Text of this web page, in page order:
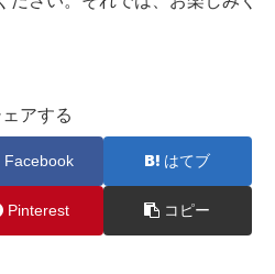
ェアする
Facebook はてブ
Pinterest コピー